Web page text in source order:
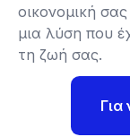
οικονομική
μια λύση που
τη ζωή σας.